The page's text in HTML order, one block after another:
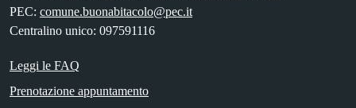
PEC: comune.buonabitacolo@pec.it
Centralino unico: 097591116
Leggi le FAQ
Prenotazione appuntamento